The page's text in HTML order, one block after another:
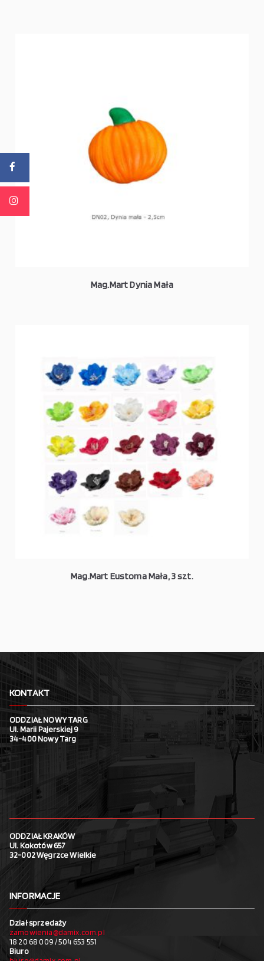
Mag.Mart Dynia Mała
Mag.Mart Eustoma Mała, 3 szt.
KONTAKT
ODDZIAŁ NOWY TARG
Ul. Marii Pajerskiej 9
34-400 Nowy Targ
ODDZIAŁ KRAKÓW
Ul. Kokotów 657
32-002 Węgrzce Wielkie
INFORMACJE
Dział sprzedaży
zamowienia@damix.com.pl
18 20 68 009 / 504 653 551
Biuro